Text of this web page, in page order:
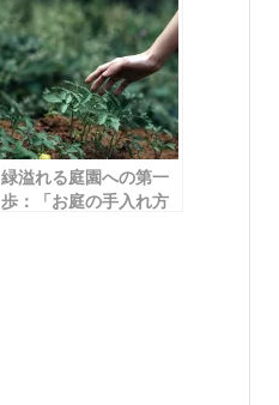
緑溢れる庭園への第一
歩：「お庭の手入れ方